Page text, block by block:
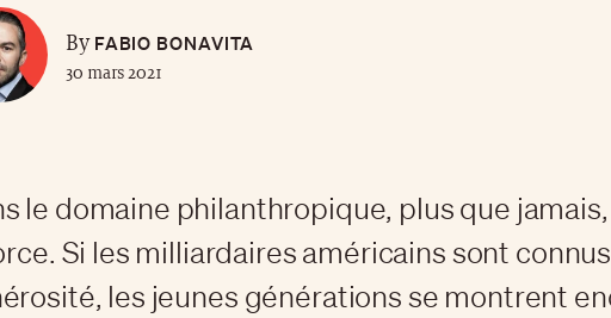
ByFABIO BONAVITA
30 mars 2021
le domaine philanthropique, plus que jamais,
Si les milliardaires américains sont
les jeunes générations se montrent